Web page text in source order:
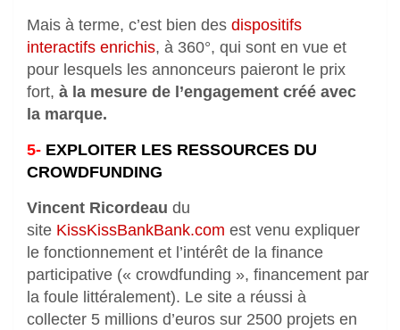
Mais à terme, c’est bien des dispositifs
interactifs enrichis, à 360°, qui sont en vue et
pour lesquels les annonceurs paieront le prix
fort, à la mesure de l’engagement créé avec
la marque.
5- EXPLOITER LES RESSOURCES DU
CROWDFUNDING
Vincent Ricordeau du
site KissKissBankBank.com est venu expliquer
le fonctionnement et l’intérêt de la finance
participative (« crowdfunding », financement par
la foule littéralement). Le site a réussi à
collecter 5 millions d’euros sur 2500 projets en